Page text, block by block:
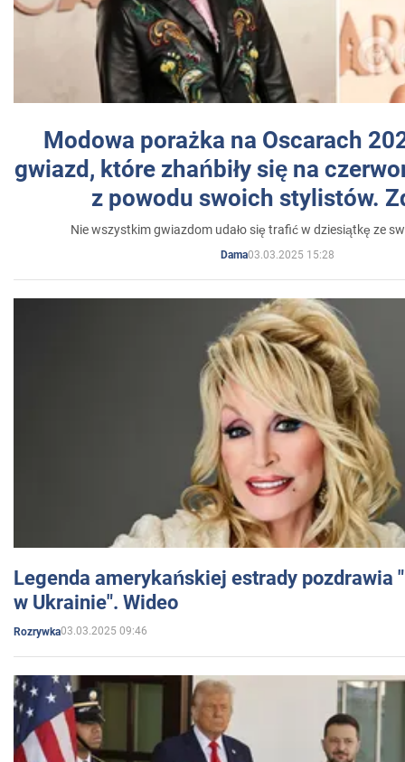
Modowa porażka na Oscarach
gwiazd, które zhańbiły się na
z powodu swoich stylistów.
Nie wszystkim gwiazdom udało się trafić w dziesiątkę ze
Dama03.03.2025 15:28
Legenda amerykańskiej estrady pozdrawia
w Ukrainie". Wideo
Rozrywka03.03.2025 09:46